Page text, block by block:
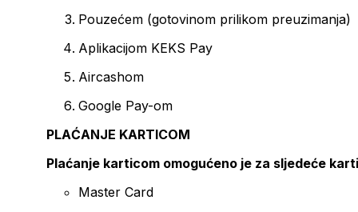
Pouzećem (gotovinom prilikom preuzimanja)
Aplikacijom KEKS Pay
Aircashom
Google Pay-om
PLAĆANJE KARTICOM
Plaćanje karticom omogućeno je za sljedeće
Master Card